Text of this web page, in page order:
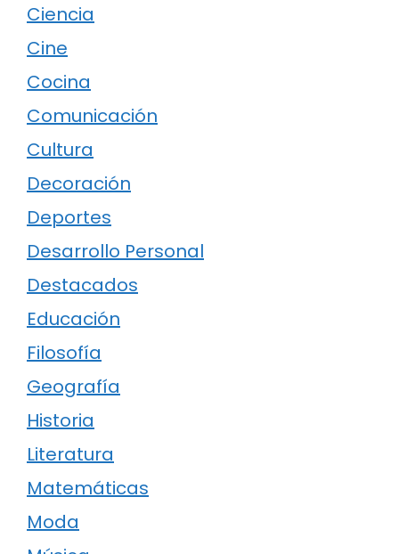
Ciencia
Cine
Cocina
Comunicación
Cultura
Decoración
Deportes
Desarrollo Personal
Destacados
Educación
Filosofía
Geografía
Historia
Literatura
Matemáticas
Moda